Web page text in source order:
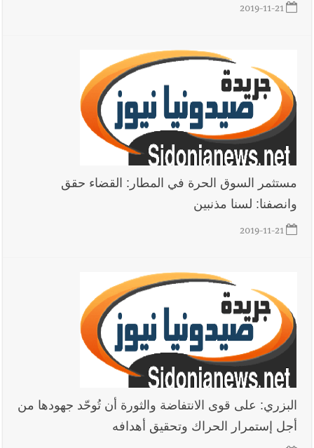
2019-11-21
مستثمر السوق الحرة في المطار: القضاء حقق
وانصفنا: لسنا مذنبين
2019-11-21
البزري: على قوى الانتفاضة والثورة أن تُوحّد جهودها من
أجل إستمرار الحراك وتحقيق أهدافه